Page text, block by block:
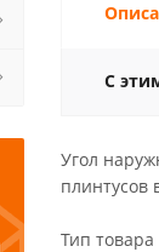
С
Угол
плинтусов
Тип